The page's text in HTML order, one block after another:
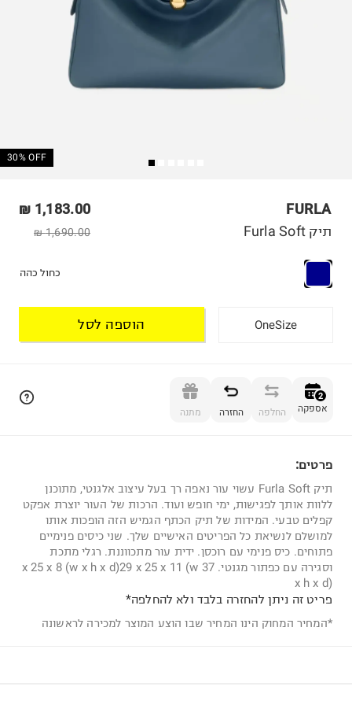
30% OFF
FURLA
1,183.00 ₪
1,690.00 ₪ תיק Furla Soft
כחול כהה
OneSize הוספה לסל
2
אספקה החלפה החזרה מתנה
פרטים:
תיק Furla Soft עשוי עור נאפה רך בעל עיצוב אלגנטי, מתוכנן
ללוות אותך לפגישות, ימי חופש ועוד. הרכות של העור יוצרת אפקט
קפלים טבעי. המידות של תיק הכתף הגמיש הזה הופכות אותו
למושלם לנשיאת כל הפריטים האישיים שלך. שני כיסים פנימיים
פתוחים. כיס פנימי עם רוכסן. ידית עור מתכווננת. רגלי מתכת
וסגירה עם כפתור מגנטי. 37 x 25 x 8 (w x h x d)29 x 25 x 11 (w
x h x d)
פריט זה ניתן להחזרה בלבד ולא להחלפה*
*המחיר המחוק הינו המחיר שבו הוצע המוצר למכירה לראשונה